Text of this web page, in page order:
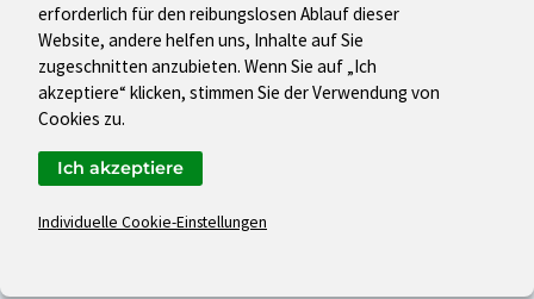
erforderlich für den reibungslosen Ablauf dieser
Website, andere helfen uns, Inhalte auf Sie
zugeschnitten anzubieten. Wenn Sie auf „Ich
akzeptiere“ klicken, stimmen Sie der Verwendung von
Cookies zu.
Individuelle Cookie-Einstellungen
Ich akzeptiere